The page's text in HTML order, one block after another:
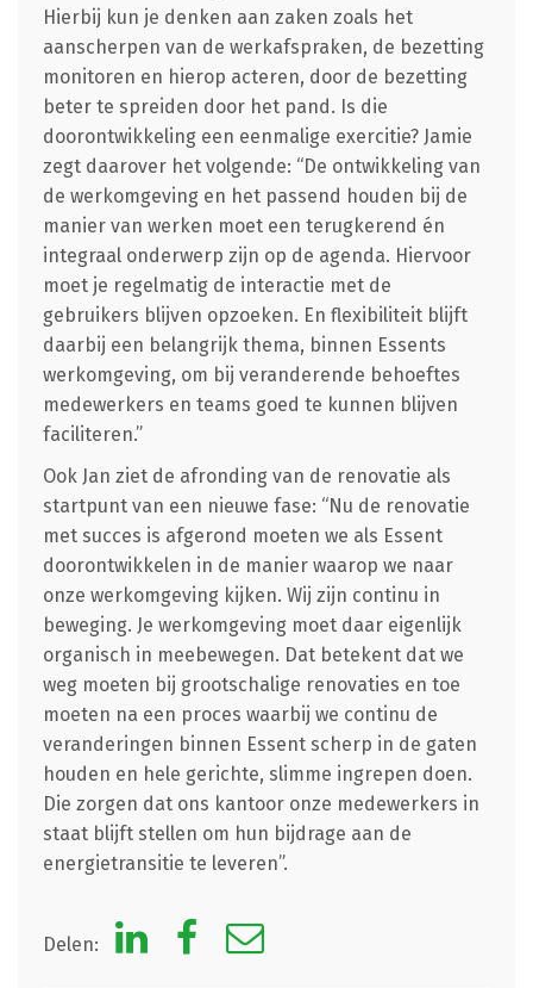
Hierbij kun je denken aan zaken zoals het
aanscherpen van de werkafspraken, de bezetting
monitoren en hierop acteren, door de bezetting
beter te spreiden door het pand. Is die
doorontwikkeling een eenmalige exercitie? Jamie
zegt daarover het volgende: “De ontwikkeling van
de werkomgeving en het passend houden bij de
manier van werken moet een terugkerend én
integraal onderwerp zijn op de agenda. Hiervoor
moet je regelmatig de interactie met de
gebruikers blijven opzoeken. En flexibiliteit blijft
daarbij een belangrijk thema, binnen Essents
werkomgeving, om bij veranderende behoeftes
medewerkers en teams goed te kunnen blijven
faciliteren.”
Ook Jan ziet de afronding van de renovatie als
startpunt van een nieuwe fase: “Nu de renovatie
met succes is afgerond moeten we als Essent
doorontwikkelen in de manier waarop we naar
onze werkomgeving kijken. Wij zijn continu in
beweging. Je werkomgeving moet daar eigenlijk
organisch in meebewegen. Dat betekent dat we
weg moeten bij grootschalige renovaties en toe
moeten na een proces waarbij we continu de
veranderingen binnen Essent scherp in de gaten
houden en hele gerichte, slimme ingrepen doen.
Die zorgen dat ons kantoor onze medewerkers in
staat blijft stellen om hun bijdrage aan de
energietransitie te leveren”.
Delen: